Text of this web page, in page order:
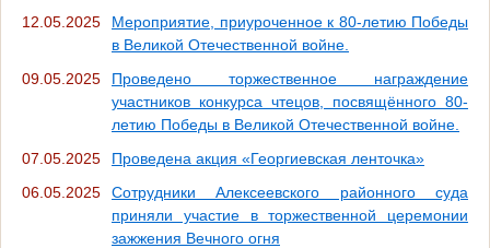
12.05.2025
Мероприятие, приуроченное к 80-летию Победы
в Великой Отечественной войне.
09.05.2025
Проведено торжественное награждение
участников конкурса чтецов, посвящённого 80-
летию Победы в Великой Отечественной войне.
07.05.2025
Проведена акция «Георгиевская ленточка»
06.05.2025
Сотрудники Алексеевского районного суда
приняли участие в торжественной церемонии
зажжения Вечного огня